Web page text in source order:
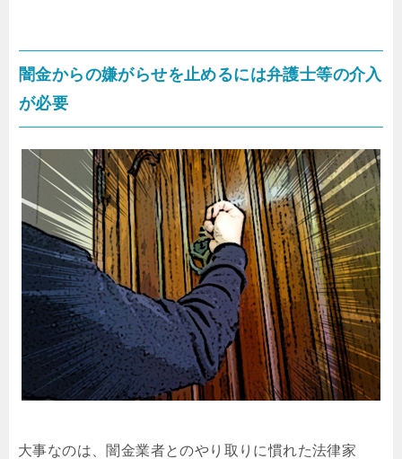
闇金からの嫌がらせを止めるには弁護士等の介入
が必要
大事なのは、闇金業者とのやり取りに慣れた法律家